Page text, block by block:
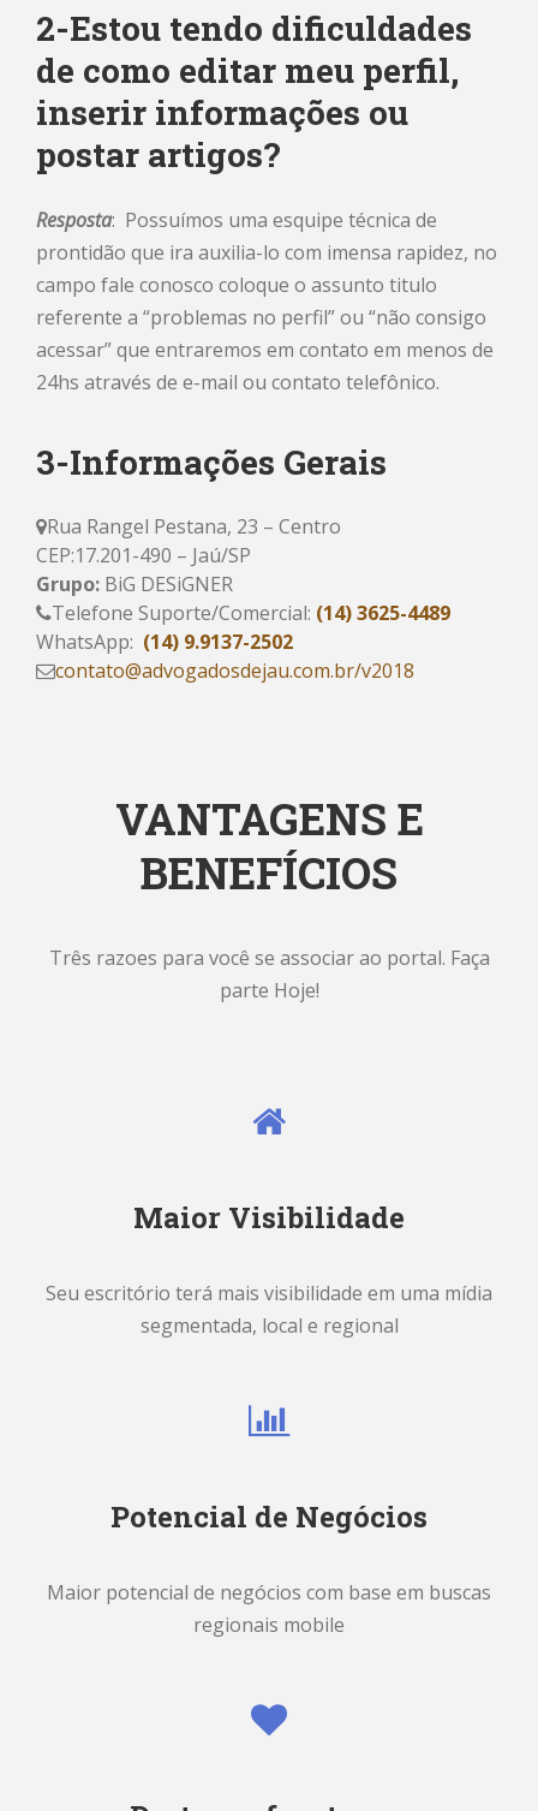
2-Estou tendo dificuldades
de como editar meu perfil,
inserir informações ou
postar artigos?
Resposta: Possuímos uma esquipe técnica de
prontidão que ira auxilia-lo com imensa rapidez, no
campo fale conosco coloque o assunto titulo
referente a “problemas no perfil” ou “não consigo
acessar” que entraremos em contato em menos de
24hs através de e-mail ou contato telefônico.
3-Informações Gerais
Rua Rangel Pestana, 23 – Centro
CEP:17.201-490 – Jaú/SP
Grupo: BiG DESiGNER
Telefone Suporte/Comercial: (14) 3625-4489
WhatsApp: (14) 9.9137-2502
contato@advogadosdejau.com.br/v2018
VANTAGENS E
BENEFÍCIOS
Três razoes para você se associar ao portal. Faça
parte Hoje!
Maior Visibilidade
Seu escritório terá mais visibilidade em uma mídia
segmentada, local e regional
Potencial de Negócios
Maior potencial de negócios com base em buscas
regionais mobile